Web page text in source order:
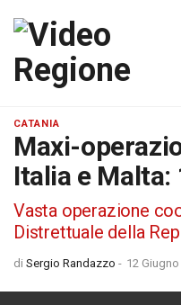
CATANIA
Maxi-
Italia e Malta:
Vasta operazione
Distrettuale della
di Sergio Randazzo - 12